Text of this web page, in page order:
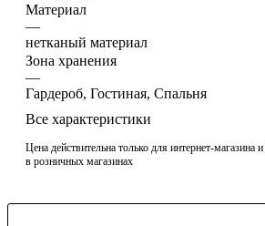
Материал
—
нетканый материал
Зона хранения
—
Гардероб, Гостиная, Спальня
Все характеристики
Цена действительна только для интернет-магазина
в розничных магазинах